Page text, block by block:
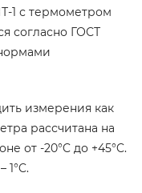
1 с термометром
согласно ГОСТ
измерения как
рассчитана на
от -20°C до +45°C.